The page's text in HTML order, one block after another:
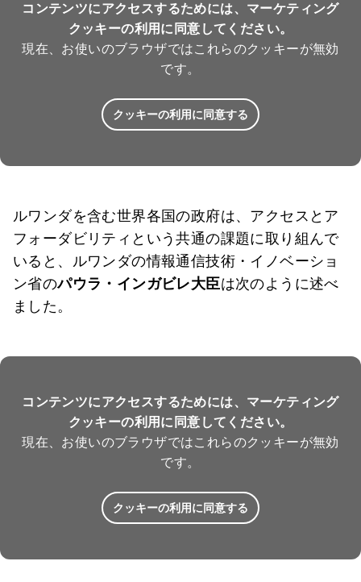
コンテンツにアクセスするためには、マーケティング
クッキーの利用に同意してください。
現在、お使いのブラウザではこれらのクッキーが無効
です。
クッキーの利用に同意する
ルワンダを含む世界各国の政府は、アクセスとア
フォーダビリティという共通の課題に取り組んで
いると、ルワンダの情報通信技術・イノベーショ
ン省のパウラ・インガビレ大臣は次のように述べ
ました。
コンテンツにアクセスするためには、マーケティング
クッキーの利用に同意してください。
現在、お使いのブラウザではこれらのクッキーが無効
です。
クッキーの利用に同意する